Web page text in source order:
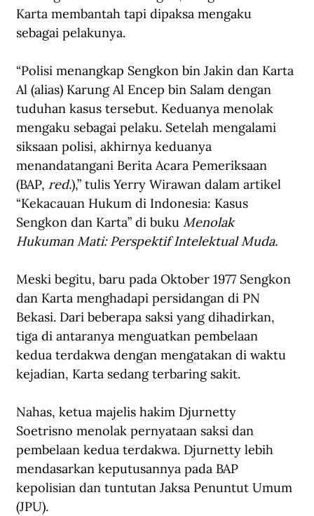
Karta membantah tapi dipaksa mengaku
sebagai pelakunya.
“Polisi menangkap Sengkon bin Jakin dan Karta
Al (alias) Karung Al Encep bin Salam dengan
tuduhan kasus tersebut. Keduanya menolak
mengaku sebagai pelaku. Setelah mengalami
siksaan polisi, akhirnya keduanya
menandatangani Berita Acara Pemeriksaan
(BAP, red.),” tulis Yerry Wirawan dalam artikel
“Kekacauan Hukum di Indonesia: Kasus
Sengkon dan Karta” di buku Menolak
Hukuman Mati: Perspektif Intelektual Muda.
Meski begitu, baru pada Oktober 1977 Sengkon
dan Karta menghadapi persidangan di PN
Bekasi. Dari beberapa saksi yang dihadirkan,
tiga di antaranya menguatkan pembelaan
kedua terdakwa dengan mengatakan di waktu
kejadian, Karta sedang terbaring sakit.
Nahas, ketua majelis hakim Djurnetty
Soetrisno menolak pernyataan saksi dan
pembelaan kedua terdakwa. Djurnetty lebih
mendasarkan keputusannya pada BAP
kepolisian dan tuntutan Jaksa Penuntut Umum
(JPU).